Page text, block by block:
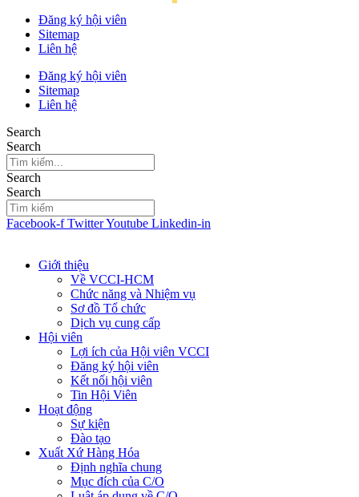
Đăng ký hội viên
Sitemap
Liên hệ
Đăng ký hội viên
Sitemap
Liên hệ
Search
Search
Search
Search
Facebook-f TwitterYoutube Linkedin-in
Giới thiệu
Về VCCI-HCM
Chức năng và Nhiệm vụ
Sơ đồ Tổ chức
Dịch vụ cung cấp
Hội viên
Lợi ích của Hội viên VCCI
Đăng ký hội viên
Kết nối hội viên
Tin Hội Viên
Hoạt động
Sự kiện
Đào tạo
Xuất Xứ Hàng Hóa
Định nghĩa chung
Mục đích của C/O